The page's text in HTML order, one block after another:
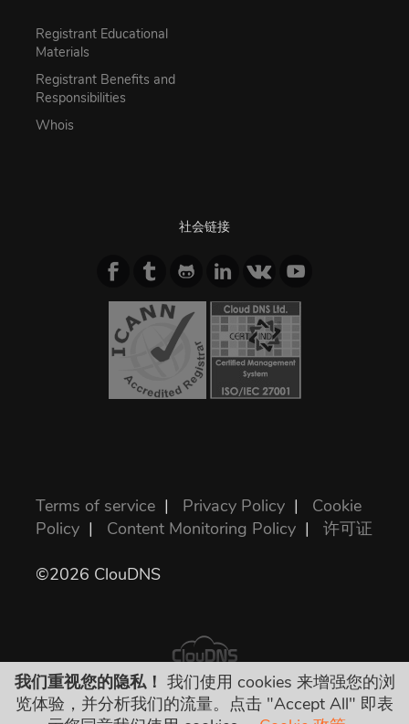
Registrant Educational
Materials
Registrant Benefits and
Responsibilities
Whois
社会链接
Terms of service | Privacy Policy | Cookie
Policy | Content Monitoring Policy | 许可证
©2026 ClouDNS
所有价格是最终的，包括所有必需的税。没有
我们重视您的隐私！ 我们使用 cookies 来增强您的浏
览体验，并分析我们的流量。点击 "Accept All" 即表